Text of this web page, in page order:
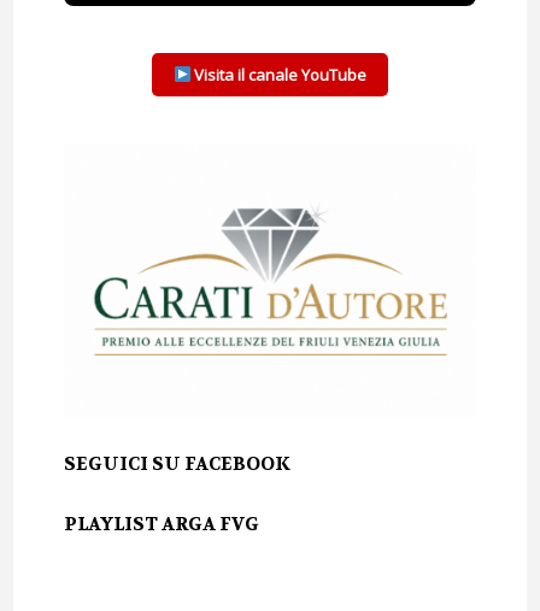
Visita il canale YouTube
SEGUICI SU FACEBOOK
PLAYLIST ARGA FVG